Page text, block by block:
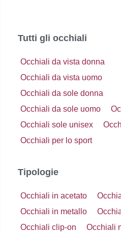
Tutti gli occhiali
Occhiali da vista donna
Occhiali da vista uomo
Occhiali da sole donna
Occhiali da sole uomo
Occhiali sole unisex
Occhiali per lo sport
Tipologie
Occhiali in acetato
Occhiali in metallo
Occhiali clip-on
Occhiali